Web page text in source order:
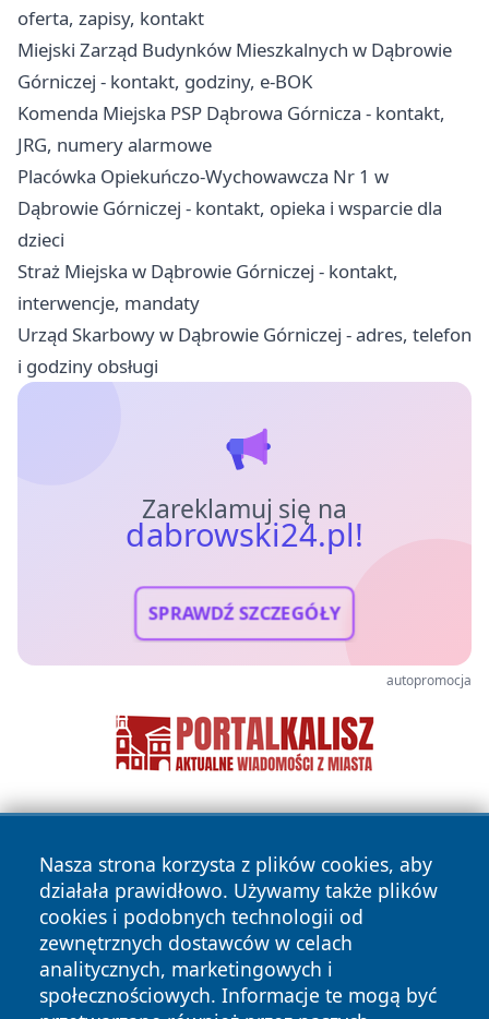
oferta, zapisy, kontakt
Miejski Zarząd Budynków Mieszkalnych w Dąbrowie
Górniczej - kontakt, godziny, e-BOK
Komenda Miejska PSP Dąbrowa Górnicza - kontakt,
JRG, numery alarmowe
Placówka Opiekuńczo-Wychowawcza Nr 1 w
Dąbrowie Górniczej - kontakt, opieka i wsparcie dla
dzieci
Straż Miejska w Dąbrowie Górniczej - kontakt,
interwencje, mandaty
Urząd Skarbowy w Dąbrowie Górniczej - adres, telefon
i godziny obsługi
Zareklamuj się na
dabrowski24.pl!
SPRAWDŹ SZCZEGÓŁY
autopromocja
Nasza strona korzysta z plików cookies, aby
działała prawidłowo. Używamy także plików
cookies i podobnych technologii od
zewnętrznych dostawców w celach
analitycznych, marketingowych i
społecznościowych. Informacje te mogą być
Copyright © 2026 dabrowski24.pl Wszystkie prawa
zastrzeżone.